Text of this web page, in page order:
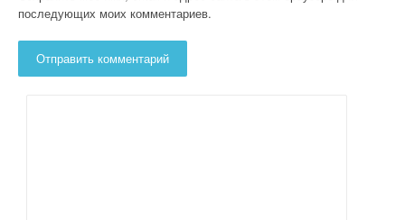
последующих моих комментариев.